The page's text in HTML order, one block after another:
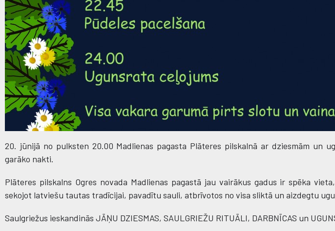
20. jūnijā no pulksten 20.00 Madlienas pagasta Plāteres pilskalnā ar dziesmām un
garāko nakti.
Plāteres pilskalns Ogres novada Madlienas pagastā jau vairākus gadus ir spēka
sekojot latviešu tautas tradīcijai, pavadītu sauli, atbrīvotos no visa sliktā un aizdegtu
Saulgriežus ieskandinās JĀŅU DZIESMAS, SAULGRIEŽU RITUĀLI, DARBNĪCAS un